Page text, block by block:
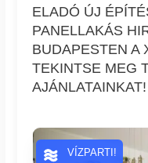
ELADÓ ÚJ
PANELLAKÁS
BUDAPESTEN A
TEKINTSE MEG
AJÁNLATAINKAT!
VÍZPARTI!